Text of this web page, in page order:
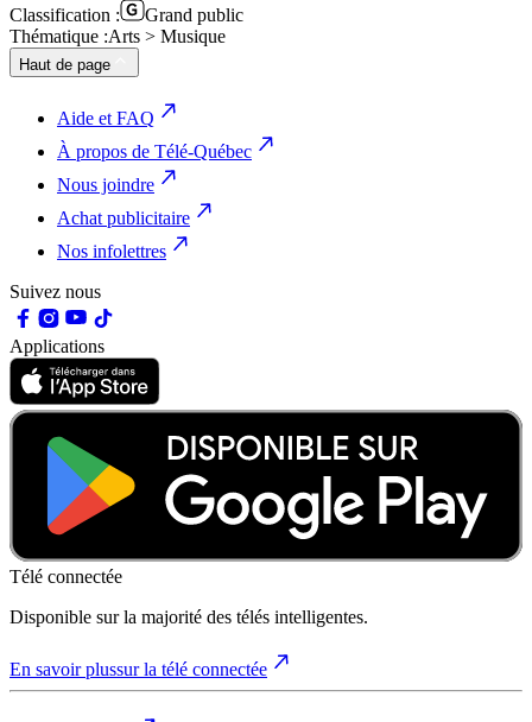
Classification :
Grand public
Thématique :Arts > Musique
Haut de page
Aide et FAQ
À propos de Télé-Québec
Nous joindre
Achat publicitaire
Nos infolettres
Suivez nous
Applications
Télé connectée
Disponible sur la majorité des télés intelligentes.
En savoir plussur la télé connectée